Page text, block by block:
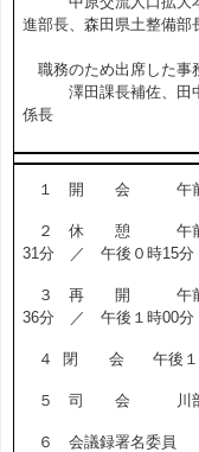
進部長、森田県土整備部
職務のため出席した事
澤田課長補佐、田中
係長
１ 開 会 午前
２ 休 憩 午前10
31分 ／ 午後０時15分
３ 再 開 午前10
36分 ／ 午後１時00分
４ 閉 会 午後１
５ 司 会 川部
６ 会議録署名委員